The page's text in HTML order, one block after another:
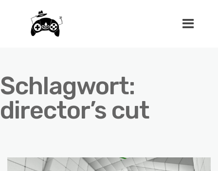
Schlagwort:
director’s cut